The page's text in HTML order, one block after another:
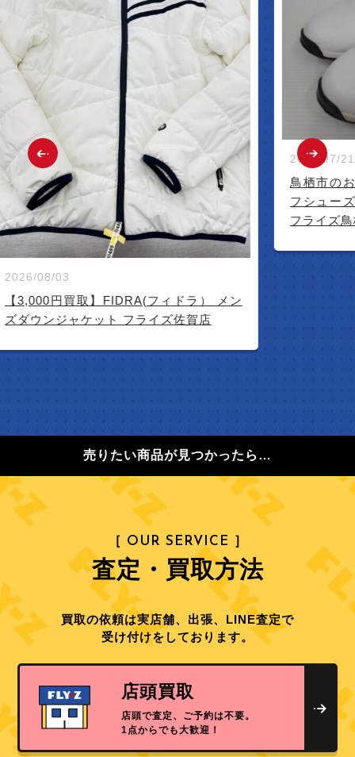
08/03
3,000円買取】FIDRA(フィドラ） メン
ダウンジャケット フライズ佐賀店
2026/07/21
鳥栖市のお
フシューズ
フライズ鳥
売りたい商品が見つかったら…
［ OUR SERVICE ］
査定・買取方法
買取の依頼は実店舗、出張、LINE査定で
受け付けをしております。
店頭買取
店頭で査定、ご予約は不要。
1点からでも大歓迎！